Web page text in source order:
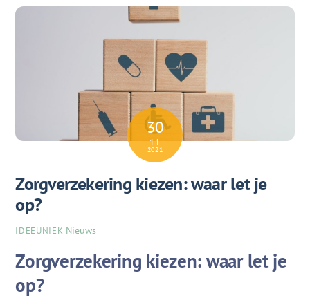
30
11
2021
Zorgverzekering kiezen: waar let je
op?
IDEEUNIEK Nieuws
Zorgverzekering kiezen: waar let je
op?